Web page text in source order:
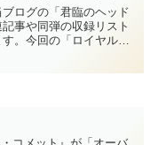
相手モンスターをリ
た、新テーマとして
ヘルシィ」、「ゴエ
ブログの「君臨のヘッド
事や同弾の収録リスト
。今回の「ロイヤルデ